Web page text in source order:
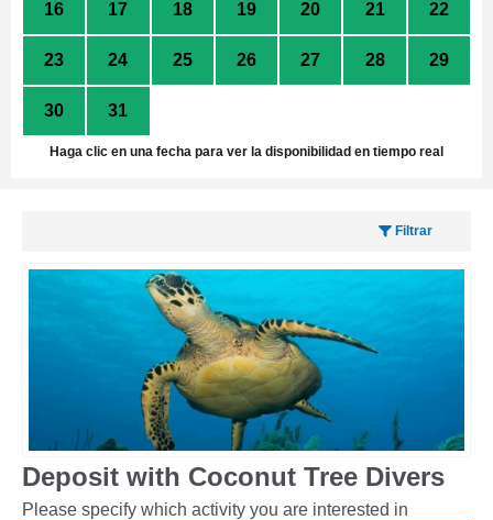
16 17 18 19 20 21 22
23 24 25 26 27 28 29
30 31
Haga clic en una fecha para ver la disponibilidad en tiempo real
Filtrar
Deposit with Coconut Tree Divers
Please specify which activity you are interested in